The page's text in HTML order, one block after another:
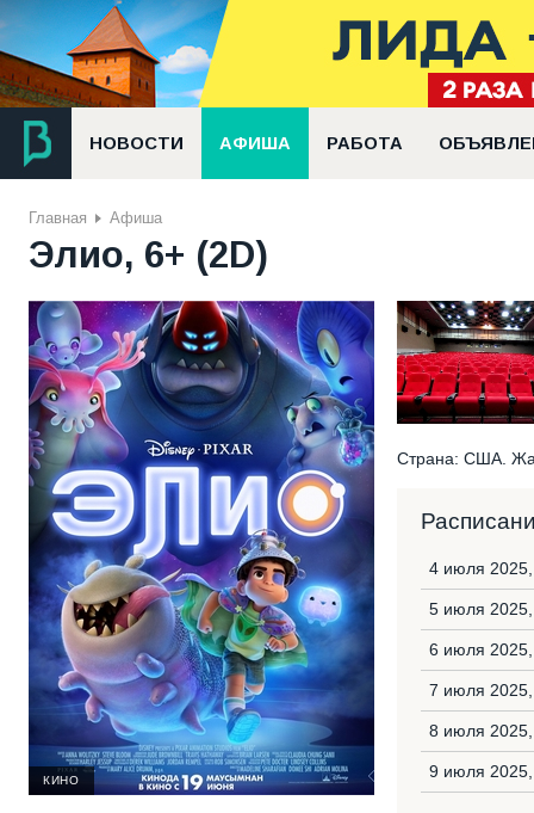
НОВОСТИ АФИША РАБОТА
Главная Афиша
Элио, 6+ (2D)
КИНО
Страна: США.
4 июля
5 июля
6 июля 2025,
7 июля
8 июля 2025,
9 июля